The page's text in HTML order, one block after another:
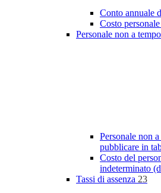
Conto annuale
Costo
Personale non a
Personale non
pubblicare in
Costo del
indeterminato
Tassi di assenza 23